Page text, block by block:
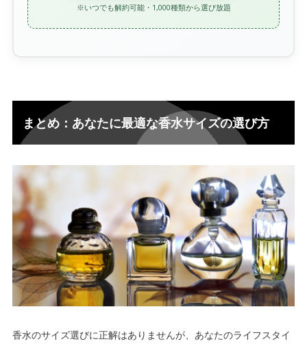
※いつでも解約可能・1,000種類から選び放題
まとめ：あなたに最適な香水サイズの選び方
香水のサイズ選びに正解はありませんが、あなたのライフスタイ